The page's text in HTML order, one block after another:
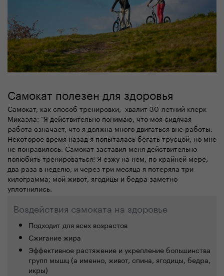
Самокат полезен для здоровья
Самокат, как способ тренировки, хвалит 30-летний клерк
Микаэла: "Я действительно понимаю, что моя сидячая
работа означает, что я должна много двигаться вне работы.
Некоторое время назад я попыталась бегать трусцой, но мне
не понравилось. Самокат заставил меня действительно
полюбить тренироваться! Я езжу на нем, по крайней мере,
два раза в неделю, и через три месяца я потеряла три
килограмма; мой живот, ягодицы и бедра заметно
уплотнились.
Воздействия самоката на здоровье
Подходит для всех возрастов
Сжигание жира
Эффективное растяжение и укрепление большинства
групп мышц (а именно, живот, спина, ягодицы, бедра,
икры)